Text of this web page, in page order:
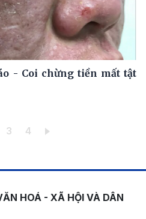
- Coi chừng tiền mất tật
thời
Trang
3 Trang
4
HOÁ - XÃ HỘI VÀ DÂN